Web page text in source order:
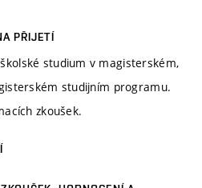
PŘIJETÍ
studium v magisterském,
studijním programu.
zkoušek.